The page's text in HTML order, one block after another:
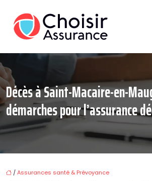
Décès à Saint-Macaire-en-
démarches pour l’assurance
/Assurances santé & Prévoyance